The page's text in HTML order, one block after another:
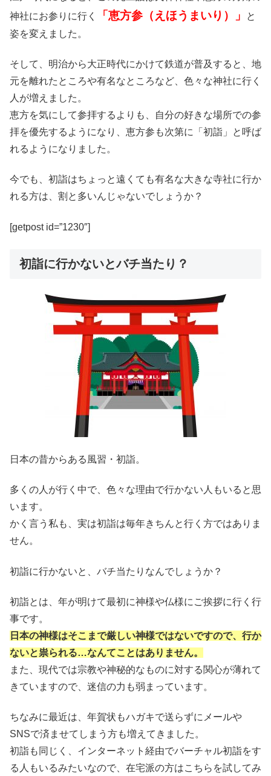
神社にお参りに行く
「恵方参（えほうまいり）」
と
姿を変えました。
そして、明治から大正時代にかけて鉄道が普及すると、地
元を離れたところや有名なところなど、色々な神社に行く
人が増えました。
恵方を気にして参拝するよりも、自分の好きな場所での参
拝を優先するようになり、恵方参も次第に「初詣」と呼ば
れるようになりました。
今でも、初詣はちょっと遠くても有名な大きな寺社に行か
れる方は、割と多いんじゃないでしょうか？
[getpost id=”1230″]
初詣に行かないとバチ当たり？
日本の昔からある風習・初詣。
多くの人が行く中で、色々な理由で行かない人もいると思
います。
かく言う私も、実は初詣は毎年きちんと行く方ではありま
せん。
初詣に行かないと、バチ当たりなんでしょうか？
初詣とは、年が明けて最初に神様や仏様にご挨拶に行く行
事です。
日本の神様はそこまで厳しい神様ではないですので、行か
ないと祟られる…なんてことはありません。
また、現代では宗教や神秘的なものに対する関心が薄れて
きていますので、迷信の力も弱まっています。
ちなみに最近は、年賀状もハガキで送らずにメールや
SNSで済ませてしまう方も増えてきました。
初詣も同じく、インターネット経由でバーチャル初詣をす
る人もいるみたいなので、在宅派の方はこちらを試してみ